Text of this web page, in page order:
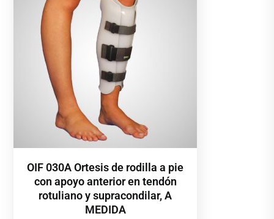
OIF 030A Ortesis de rodilla a pie
con apoyo anterior en tendón
rotuliano y supracondilar, A
MEDIDA